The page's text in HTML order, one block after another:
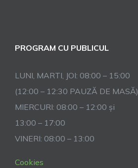
PROGRAM CU PUBLICUL
LUNI, MARTI, JOI: 08:00 – 15:00
(12:00 – 12:30 PAUZĂ DE MASĂ)
MIERCURI: 08:00 – 12:00 și
13:00 – 17:00
VINERI: 08:00 – 13:00
Cookies